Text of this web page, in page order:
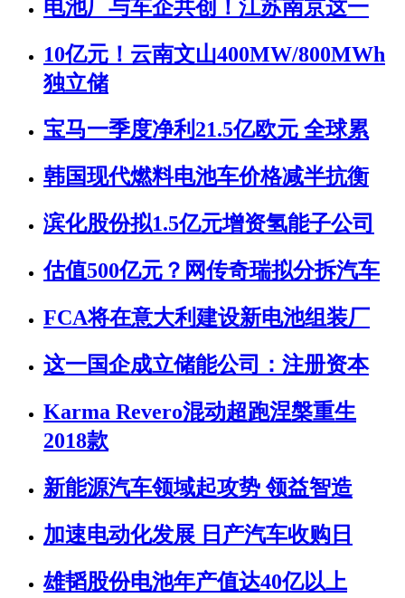
电池厂与车企共创！江苏南京这一
10亿元！云南文山400MW/800MWh
独立储
宝马一季度净利21.5亿欧元 全球累
韩国现代燃料电池车价格减半抗衡
滨化股份拟1.5亿元增资氢能子公司
估值500亿元？网传奇瑞拟分拆汽车
FCA将在意大利建设新电池组装厂
这一国企成立储能公司：注册资本
Karma Revero混动超跑涅槃重生
2018款
新能源汽车领域起攻势 领益智造
加速电动化发展 日产汽车收购日
雄韬股份电池年产值达40亿以上